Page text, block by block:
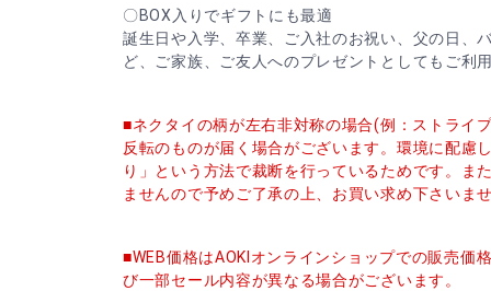
〇BOX入りでギフトにも最適
誕生日や入学、卒業、ご入社のお祝い、父の日、
ど、ご家族、ご友人へのプレゼントとしてもご利
■ネクタイの柄が左右非対称の場合(例：ストライ
反転のものが届く場合がございます。環境に配慮
り」という方法で裁断を行っているためです。ま
ませんので予めご了承の上、お買い求め下さいま
■WEB価格はAOKIオンラインショップでの販売価
び一部セール内容が異なる場合がございます。